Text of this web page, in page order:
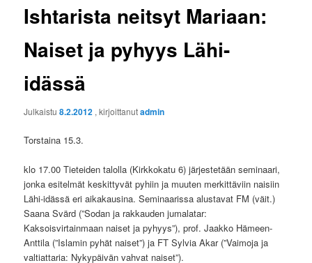
Ishtarista neitsyt Mariaan:
Naiset ja pyhyys Lähi-
idässä
Julkaistu8.2.2012 , kirjoittanutadmin
Torstaina 15.3.
klo 17.00 Tieteiden talolla (Kirkkokatu 6) järjestetään seminaari,
jonka esitelmät keskittyvät pyhiin ja muuten merkittäviin naisiin
Lähi-idässä eri aikakausina. Seminaarissa alustavat FM (väit.)
Saana Svärd (”Sodan ja rakkauden jumalatar:
Kaksoisvirtainmaan naiset ja pyhyys”), prof. Jaakko Hämeen-
Anttila (”Islamin pyhät naiset”) ja FT Sylvia Akar (”Vaimoja ja
valtiattaria: Nykypäivän vahvat naiset”).